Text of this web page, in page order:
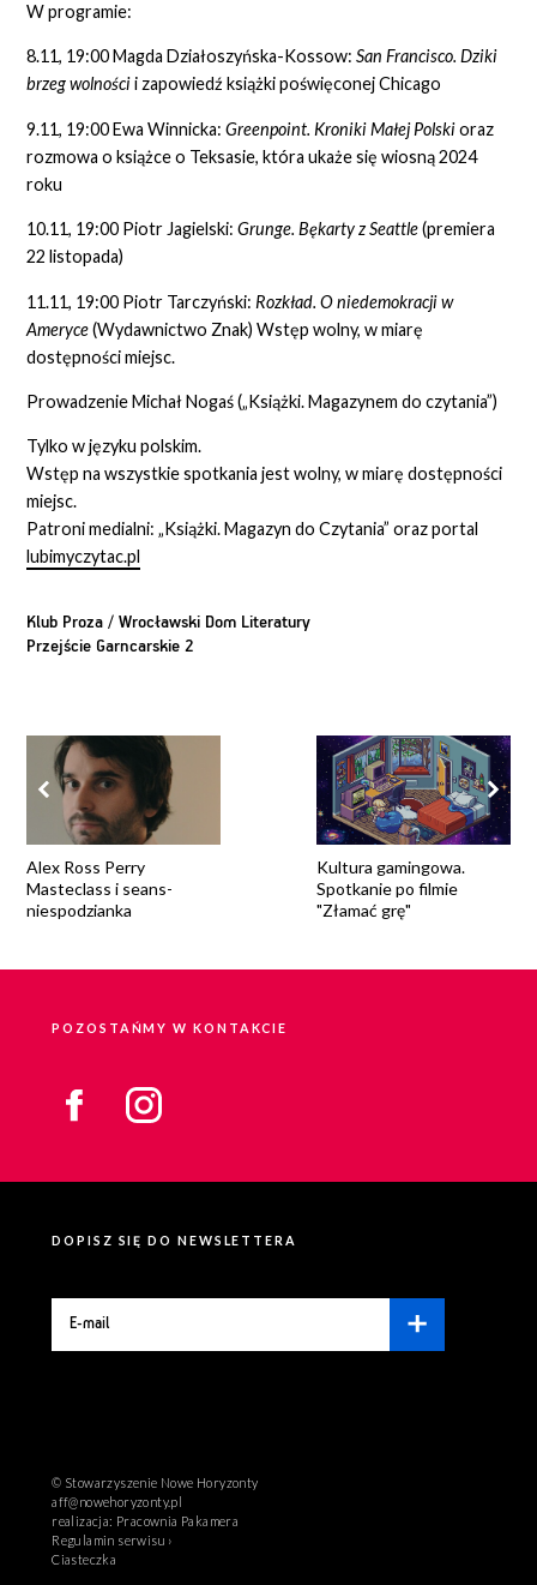
Alex Ross Perry
Masteclass i seans-
niespodzianka
Kultura gamingowa.
Spotkanie po filmie
"Złamać grę"
W programie:
8.11, 19:00 Magda Działoszyńska-Kossow:San Francisco. Dziki
brzeg wolnościi zapowiedź książki poświęconej Chicago
9.11, 19:00 Ewa Winnicka:Greenpoint. Kroniki Małej Polskioraz
rozmowa o książce o Teksasie, która ukaże się wiosną 2024
roku
10.11, 19:00 Piotr Jagielski:Grunge. Bękarty z Seattle(premiera
22 listopada)
11.11, 19:00 Piotr Tarczyński: Rozkład. O niedemokracji w
Ameryce(Wydawnictwo Znak) Wstęp wolny, w miarę
dostępności miejsc.
Prowadzenie Michał Nogaś („Książki. Magazynem do czytania”)
Tylko w języku polskim.
Wstęp na wszystkie spotkania jest wolny, w miarę dostępności
miejsc.
Patroni medialni: „Książki. Magazyn do Czytania” oraz portal
lubimyczytac.pl
Klub Proza / Wrocławski Dom Literatury
Przejście Garncarskie 2
POZOSTAŃMY W KONTAKCIE
DOPISZ SIĘ DO NEWSLETTERA
© Stowarzyszenie Nowe Horyzonty
aff@nowehoryzonty.pl
realizacja: Pracownia Pakamera
Regulamin serwisu ›
Ciasteczka